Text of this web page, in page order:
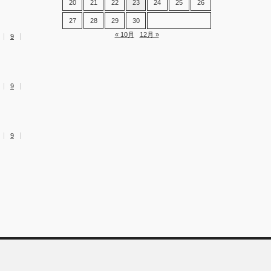
9
9
9
20 21 22 23 24 25 26
27 28 29
30
« 10月
12月 »